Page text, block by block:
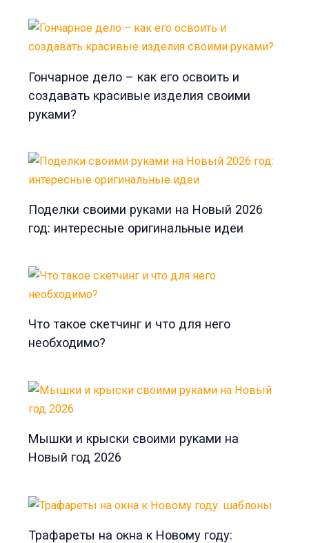
Гончарное дело – как его освоить и
создавать красивые изделия своими
руками?
Поделки своими руками на Новый 2026
год: интересные оригинальные идеи
Что такое скетчинг и что для него
необходимо?
Мышки и крыски своими руками на
Новый год 2026
Трафареты на окна к Новому году: